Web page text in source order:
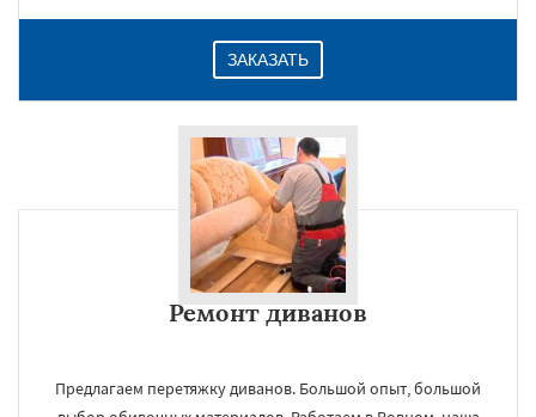
ЗАКАЗАТЬ
Ремонт диванов
Предлагаем перетяжку диванов. Большой опыт, большой